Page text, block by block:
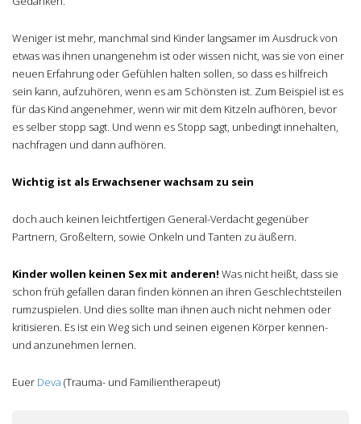
Weniger ist mehr, manchmal sind Kinder langsamer im Ausdruck von
etwas was ihnen unangenehm ist oder wissen nicht, was sie von einer
neuen Erfahrung oder Gefühlen halten sollen, so dass es hilfreich
sein kann, aufzuhören, wenn es am Schönsten ist. Zum Beispiel ist es
für das Kind angenehmer, wenn wir mit dem Kitzeln aufhören, bevor
es selber stopp sagt. Und wenn es Stopp sagt, unbedingt innehalten,
nachfragen und dann aufhören.
Wichtig ist als Erwachsener wachsam zu sein
doch auch keinen leichtfertigen General-Verdacht gegenüber
Partnern, Großeltern, sowie Onkeln und Tanten zu äußern.
Kinder wollen keinen Sex mit anderen! Was nicht heißt, dass sie
schon früh gefallen daran finden können an ihren Geschlechtsteilen
rumzuspielen. Und dies sollte man ihnen auch nicht nehmen oder
kritisieren. Es ist ein Weg sich und seinen eigenen Körper kennen-
und anzunehmen lernen.
Euer Deva (Trauma- und Familientherapeut)